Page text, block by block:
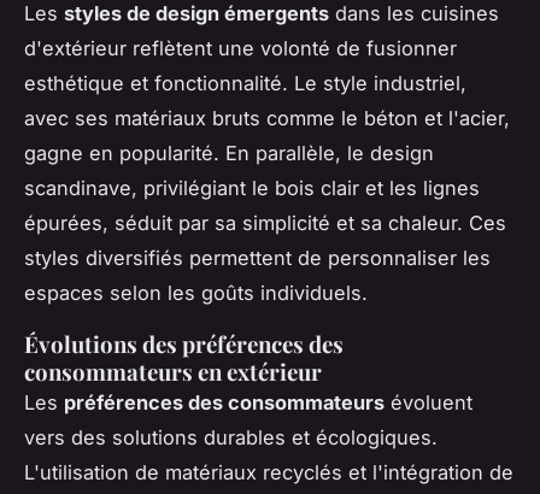
Les styles de design émergents dans les cuisines
d'extérieur reflètent une volonté de fusionner
esthétique et fonctionnalité. Le style industriel,
avec ses matériaux bruts comme le béton et l'acier,
gagne en popularité. En parallèle, le design
scandinave, privilégiant le bois clair et les lignes
épurées, séduit par sa simplicité et sa chaleur. Ces
styles diversifiés permettent de personnaliser les
espaces selon les goûts individuels.
Évolutions des préférences des
consommateurs en extérieur
Les préférences des consommateurs évoluent
vers des solutions durables et écologiques.
L'utilisation de matériaux recyclés et l'intégration de